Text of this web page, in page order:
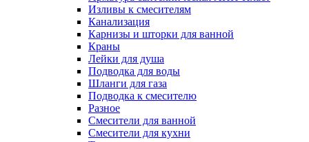
Изливы к смесителям
Канализация
Карнизы и шторки для ванной
Краны
Лейки для душа
Подводка для воды
Шланги для газа
Подводка к смесителю
Разное
Смесители для ванной
Смесители для кухни